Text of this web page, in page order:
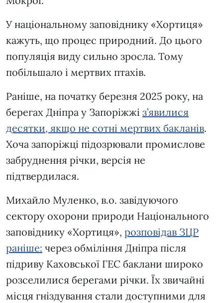
У національному заповіднику «Хортиця»
кажуть, що процес природний. До цього
популяція виду сильно зросла. Тому
побільшало і мертвих птахів.
Раніше, на початку березня 2025 року, на
берегах Дніпра у Запоріжжі з’явилися
десятки, якщо не сотні мертвих бакланів.
Хоча запоріжці підозрювали промислове
забруднення річки, версія не
підтвердилася.
Михайло Муленко, в.о. завідуючого
сектору охорони природи Національного
заповіднику «Хортиця», розповідав ЗЦР
раніше: через обміління Дніпра після
підриву Каховської ГЕС баклани широко
розселилися берегами річки. Їх звичайні
місця гніздування стали доступними для